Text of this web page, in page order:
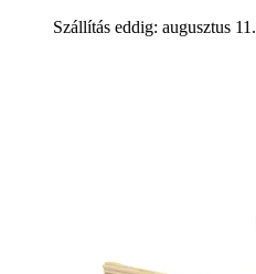
Szállítás eddig: augusztus 11.